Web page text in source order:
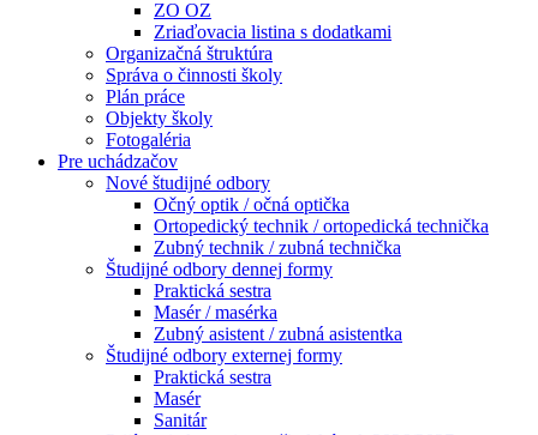
ZO OZ
Zriaďovacia listina s dodatkami
Organizačná štruktúra
Správa o činnosti školy
Plán práce
Objekty školy
Fotogaléria
Pre uchádzačov
Nové študijné odbory
Očný optik / očná optička
Ortopedický technik / ortopedická technička
Zubný technik / zubná technička
Študijné odbory dennej formy
Praktická sestra
Masér / masérka
Zubný asistent / zubná asistentka
Študijné odbory externej formy
Praktická sestra
Masér
Sanitár